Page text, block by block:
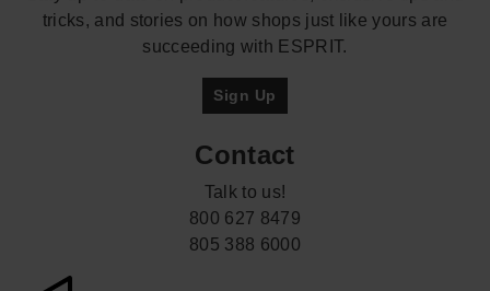
tricks, and stories on how shops just like yours are
succeeding with ESPRIT.
Sign Up
Contact
Talk to us!
800 627 8479
805 388 6000